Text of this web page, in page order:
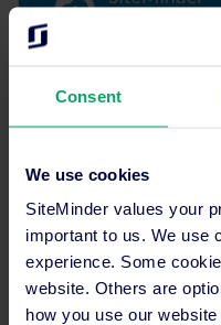
Consent
We use cookies
SiteMinder values your
important to us. We use
experience. Some
website. Others are
how you use our